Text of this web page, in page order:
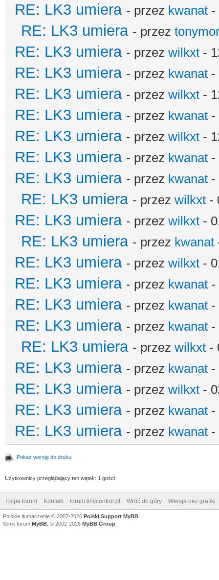
RE: LK3 umiera - przez kwanat -
RE: LK3 umiera - przez
RE: LK3 umiera - przez wilkxt -
RE: LK3 umiera - przez kwanat -
RE: LK3 umiera - przez wilkxt -
RE: LK3 umiera - przez kwanat -
RE: LK3 umiera - przez wilkxt -
RE: LK3 umiera - przez kwanat -
RE: LK3 umiera - przez kwanat -
RE: LK3 umiera - przez wilkxt -
RE: LK3 umiera - przez wilkxt -
RE: LK3 umiera - przez kwanat
RE: LK3 umiera - przez wilkxt -
RE: LK3 umiera - przez kwanat -
RE: LK3 umiera - przez kwanat -
RE: LK3 umiera - przez kwanat -
RE: LK3 umiera - przez wilkxt -
RE: LK3 umiera - przez kwanat -
RE: LK3 umiera - przez wilkxt -
RE: LK3 umiera - przez kwanat -
RE: LK3 umiera - przez kwanat -
Pokaż wersję do druku
Użytkownicy przeglądający ten wątek: 1 gości
Ekipa forum Kontakt forum.tinycontrol.pl Wróć do góry Wersja bez grafiki
Polskie tłumaczenie © 2007-2026 Polski Support MyBB
Silnik forum MyBB , © 2002-2026 MyBB Group